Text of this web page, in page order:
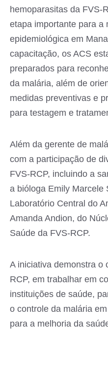
hemoparasitas da FVS-
etapa importante para a
epidemiológica em
capacitação, os ACS
preparados para
da malária, além de
medidas preventivas e
para testagem e
Além da gerente de
com a participação de
FVS-RCP, incluindo a
a bióloga Emily Marcele
Laboratório Central do
Amanda Andion, do
Saúde da FVS-RCP.
A iniciativa demonstra o
RCP, em trabalhar em
instituições de saúde,
o controle da malária
para a melhoria da